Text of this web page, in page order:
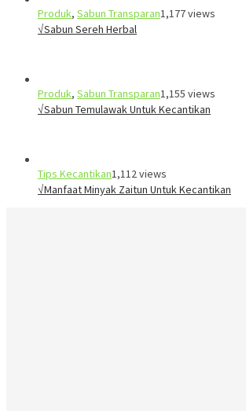
Produk, Sabun Transparan1,177 views
√Sabun Sereh Herbal
Produk, Sabun Transparan1,155 views
√Sabun Temulawak Untuk Kecantikan
Tips Kecantikan1,112 views
√Manfaat Minyak Zaitun Untuk Kecantikan